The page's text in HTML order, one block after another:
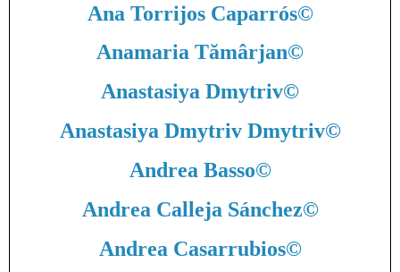
Ana Torrijos Caparrós©
Anamaria Tămârjan©
Anastasiya Dmytriv©
Anastasiya Dmytriv Dmytriv©
Andrea Basso©
Andrea Calleja Sánchez©
Andrea Casarrubios©